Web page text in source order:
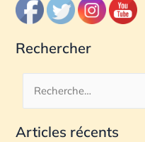
Rechercher
c
Articles récents